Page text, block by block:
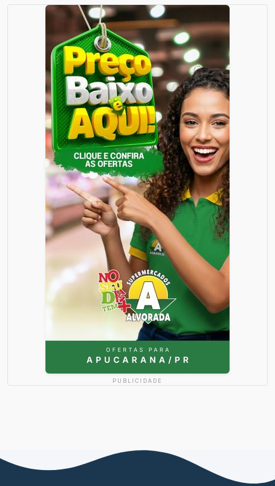
PUBLICIDADE